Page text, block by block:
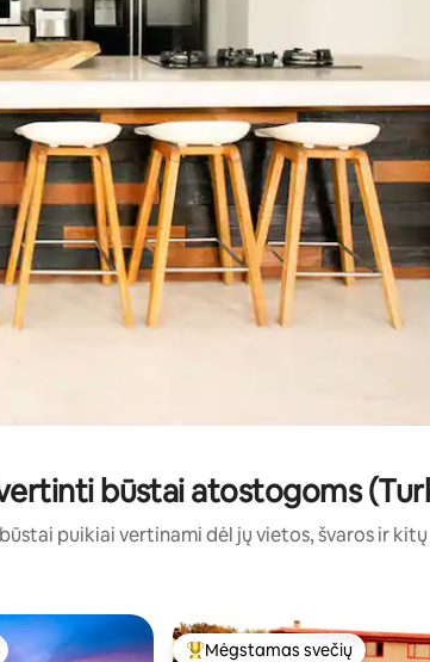
aukštyn ir žemyn arba liesdami ir braukdami
būstai atostogoms
puikiai vertinami dėl jų vietos, švaros ir
Mėgstamas svečių